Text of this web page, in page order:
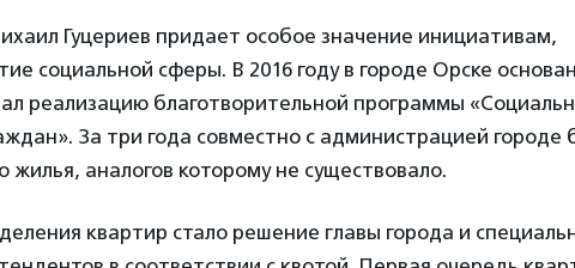
Гуцериев придает особое значение инициативам,
социальной сферы. В 2016 году в городе Орске
реализацию благотворительной программы
За три года совместно с администрацией городе
жилья, аналогов которому не существовало.
квартир стало решение главы города и